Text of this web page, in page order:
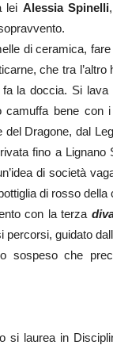
lei Alessia Spinelli
di ceramica,
che tra
la doccia. Si
bene con
Dragone, dal
fino a Lignano
di società
di rosso della
con la terza
guidato
sospeso che
laurea in